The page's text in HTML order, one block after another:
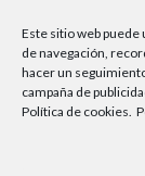
Este sitio web puede
de navegación,
hacer un
campaña de
Política de cookies.
Política de cookies
Aviso legal
TIENDA FÍSICA